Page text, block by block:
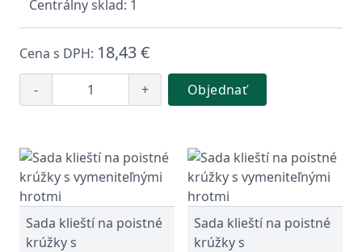
Centrálny sklad: 1
Cena s DPH: 18,43 €
- + Objednať
Sada klieští na poistné
krúžky s
Sada klieští na poistné
krúžky s